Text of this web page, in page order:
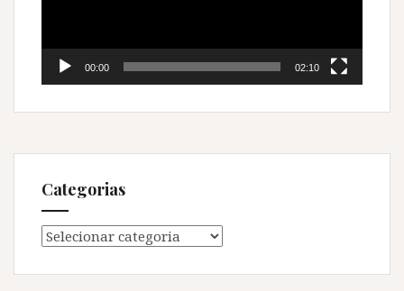
00:00 02:10
Categorias
Categorias